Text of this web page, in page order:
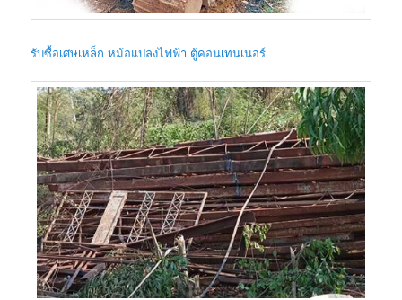
รับซื้อเศษเหล็ก หม้อแปลงไฟฟ้า ตู้คอนเทนเนอร์